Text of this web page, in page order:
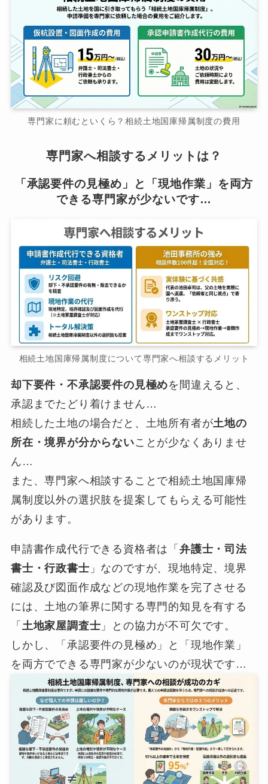
専門家に頼むといくら？相続土地国庫帰属制度の費用
専門家へ相談するメリットは？
「承認要件の見極め」と「現地作業」を両方
できる専門家が少ないです…
相続土地国庫帰属制度について専門家へ相談するメリット
却下要件・不承認要件の見極めを間違えると、
承認までたどり着けません…
相続した土地の場合だと、土地所有者が土地の
所在・境界が分からないことが少なくありませ
ん…
また、専門家へ相談することで相続土地国庫帰
属制度以外の選択肢を提案してもらえる可能性
があります。
申請書作成代行できる資格者は「弁護士・司法
書士・行政書士 」なのですが、現地特定、境界
確認及び図面作成などの現地作業を完了させる
には、土地の筆界に関する専門的知見を有する
「 土地家屋調査士 」との協力が不可欠です。
しかし、「承認要件の見極め」と「現地作業」
を両方でできる専門家が少ないのが現状です…